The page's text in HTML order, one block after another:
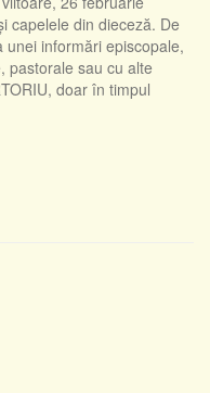
capelele din dieceză. De
informări episcopale,
pastorale sau cu alte
doar în timpul